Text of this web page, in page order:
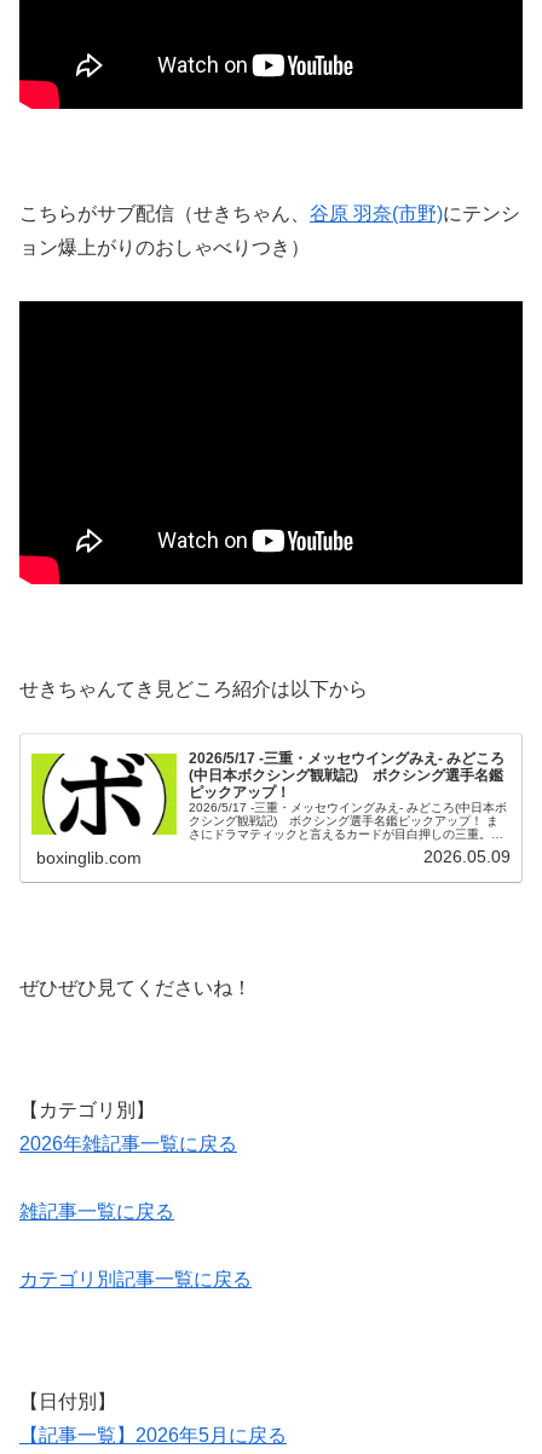
こちらがサブ配信（せきちゃん、 谷原 羽奈(市野)にテンシ
ョン爆上がりのおしゃべりつき）
せきちゃんてき見どころ紹介は以下から
2026/5/17 -三重・メッセウイングみえ- みどころ
(中日本ボクシング観戦記) ボクシング選手名鑑
ピックアップ！
2026/5/17 -三重・メッセウイングみえ- みどころ(中日本ボ
クシング観戦記) ボクシング選手名鑑ピックアップ！ ま
さにドラマティックと言えるカードが目白押しの三重。メ
boxinglib.com 2026.05.09
ぜひぜひ見てくださいね！
【カテゴリ別】
2026年雑記事一覧に戻る
雑記事一覧に戻る
カテゴリ別記事一覧に戻る
【日付別】
【記事一覧】2026年5月に戻る